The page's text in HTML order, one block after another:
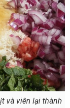
và viên lại thành